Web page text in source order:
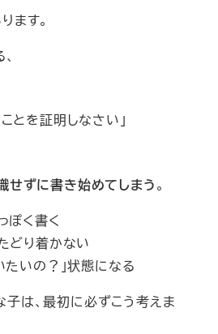
ます。
とを証明しなさい」
せずに書き始めてしまう。
ぽく書く
どり着かない
たいの？」状態になる
は、最初に必ずこう考えま